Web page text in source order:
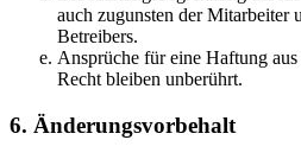
auch zugunsten der Mitarbeiter
Betreibers.
Ansprüche für eine Haftung
Recht bleiben unberührt.
6. Änderungsvorbehalt